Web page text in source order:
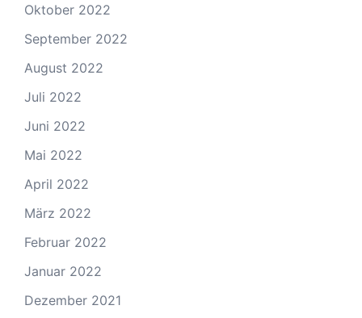
Oktober 2022
September 2022
August 2022
Juli 2022
Juni 2022
Mai 2022
April 2022
März 2022
Februar 2022
Januar 2022
Dezember 2021